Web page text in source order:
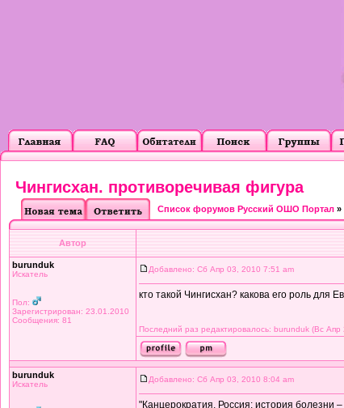
Чингисхан. противоречивая фигура
Список форумов Русский ОШО Портал »
Автор
burunduk
Искатель
Пол:
Зарегистрирован: 23.01.2010
Сообщения: 81
Добавлено: Сб Апр 03, 2010 7:51 am
кто такой Чингисхан? какова его роль для
Последний раз редактировалось: burunduk (Вс
burunduk
Искатель
Добавлено: Сб Апр 03, 2010 8:04 am
"Канцерократия. Россия: история болезни